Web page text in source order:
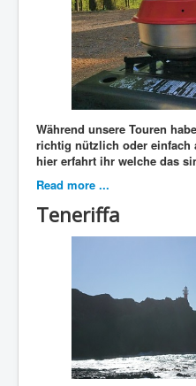
Während unsere Touren
richtig nützlich oder einfach
hier erfahrt ihr welche das
Read more ...
Teneriffa